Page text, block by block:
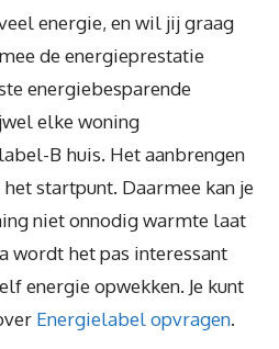
energie, en wil jij graag
de energieprestatie
energiebesparende
elke woning
B huis. Het aanbrengen
startpunt. Daarmee kan je
niet onnodig warmte laat
wordt het pas interessant
energie opwekken. Je kunt
Energielabel opvragen.